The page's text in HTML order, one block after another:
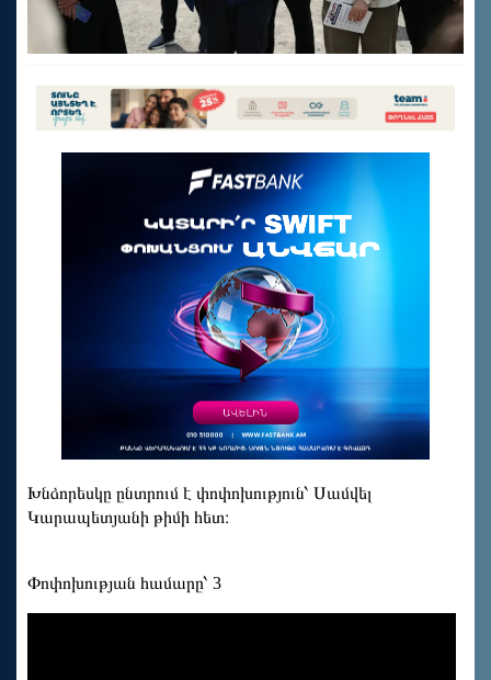
Խնձորեսկը ընտրում է փոփոխություն՝ Սամվել
Կարապետյանի թիմի հետ։
Փոփոխության համարը՝ 3